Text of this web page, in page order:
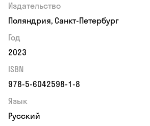
Издательство
Поляндрия, Санкт-Петербург
Год
2023
ISBN
978-5-6042598-1-8
Язык
Русский